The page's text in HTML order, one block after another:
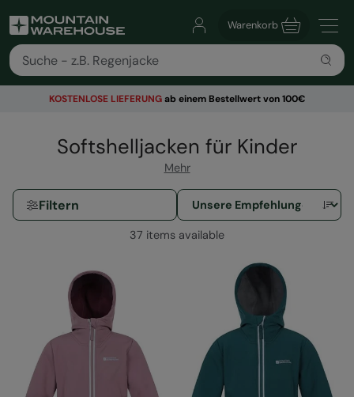
Warenkorb
KOSTENLOSE LIEFERUNGab einem Bestellwert von 100€
Softshelljacken für Kinder
Mehr
Filtern
37 items available